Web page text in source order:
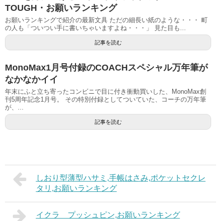
TOUGH・お願いランキング
お願いランキングで紹介の最新文具 ただの細長い紙のような・・・ 町
の人も「ついつい手に書いちゃいますよね・・・」 見た目も...
記事を読む
MonoMax1月号付録のCOACHスペシャル万年筆が
なかなかイイ
年末にふと立ち寄ったコンビニで目に付き衝動買いした、MonoMax創
刊5周年記念1月号。 その特別付録としてついていた、コーチの万年筆
が、...
記事を読む
しおり型薄型ハサミ,手帳はさみ,ポケットセクレ
タリ,お願いランキング
イクラ プッシュピン,お願いランキング